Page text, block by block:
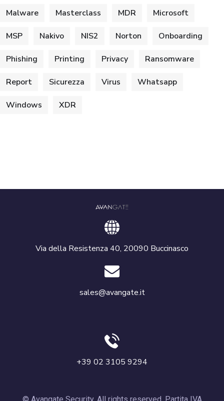
Malware Masterclass MDR Microsoft
MSP Nakivo NIS2 Norton Onboarding
Phishing Printing Privacy Ransomware
Report Sicurezza Virus Whatsapp
Windows XDR
Via della Resistenza 40, 20090 Buccinasco
sales@avangate.it
+39 02 3105 9294